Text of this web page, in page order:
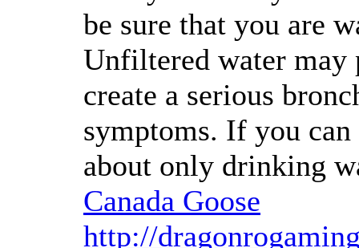
be sure that you are
Unfiltered water may
create a serious
symptoms. If you
about only drinking
Canada Goose
http://